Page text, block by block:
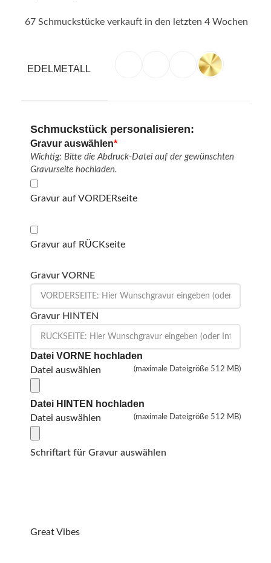
67 Schmuckstücke verkauft in den letzten 4 Wochen
EDELMETALL
Schmuckstück personalisieren:
*
Gravur auswählen
Wichtig: Bitte die Abdruck-Datei auf der gewünschten
Gravurseite hochladen.
Gravur auf VORDERseite
Gravur auf RÜCKseite
Gravur VORNE
Gravur HINTEN
Datei VORNE hochladen
Datei auswählen (maximale Dateigröße 512 MB)
Datei HINTEN hochladen
Datei auswählen (maximale Dateigröße 512 MB)
Schriftart für Gravur auswählen
Great Vibes